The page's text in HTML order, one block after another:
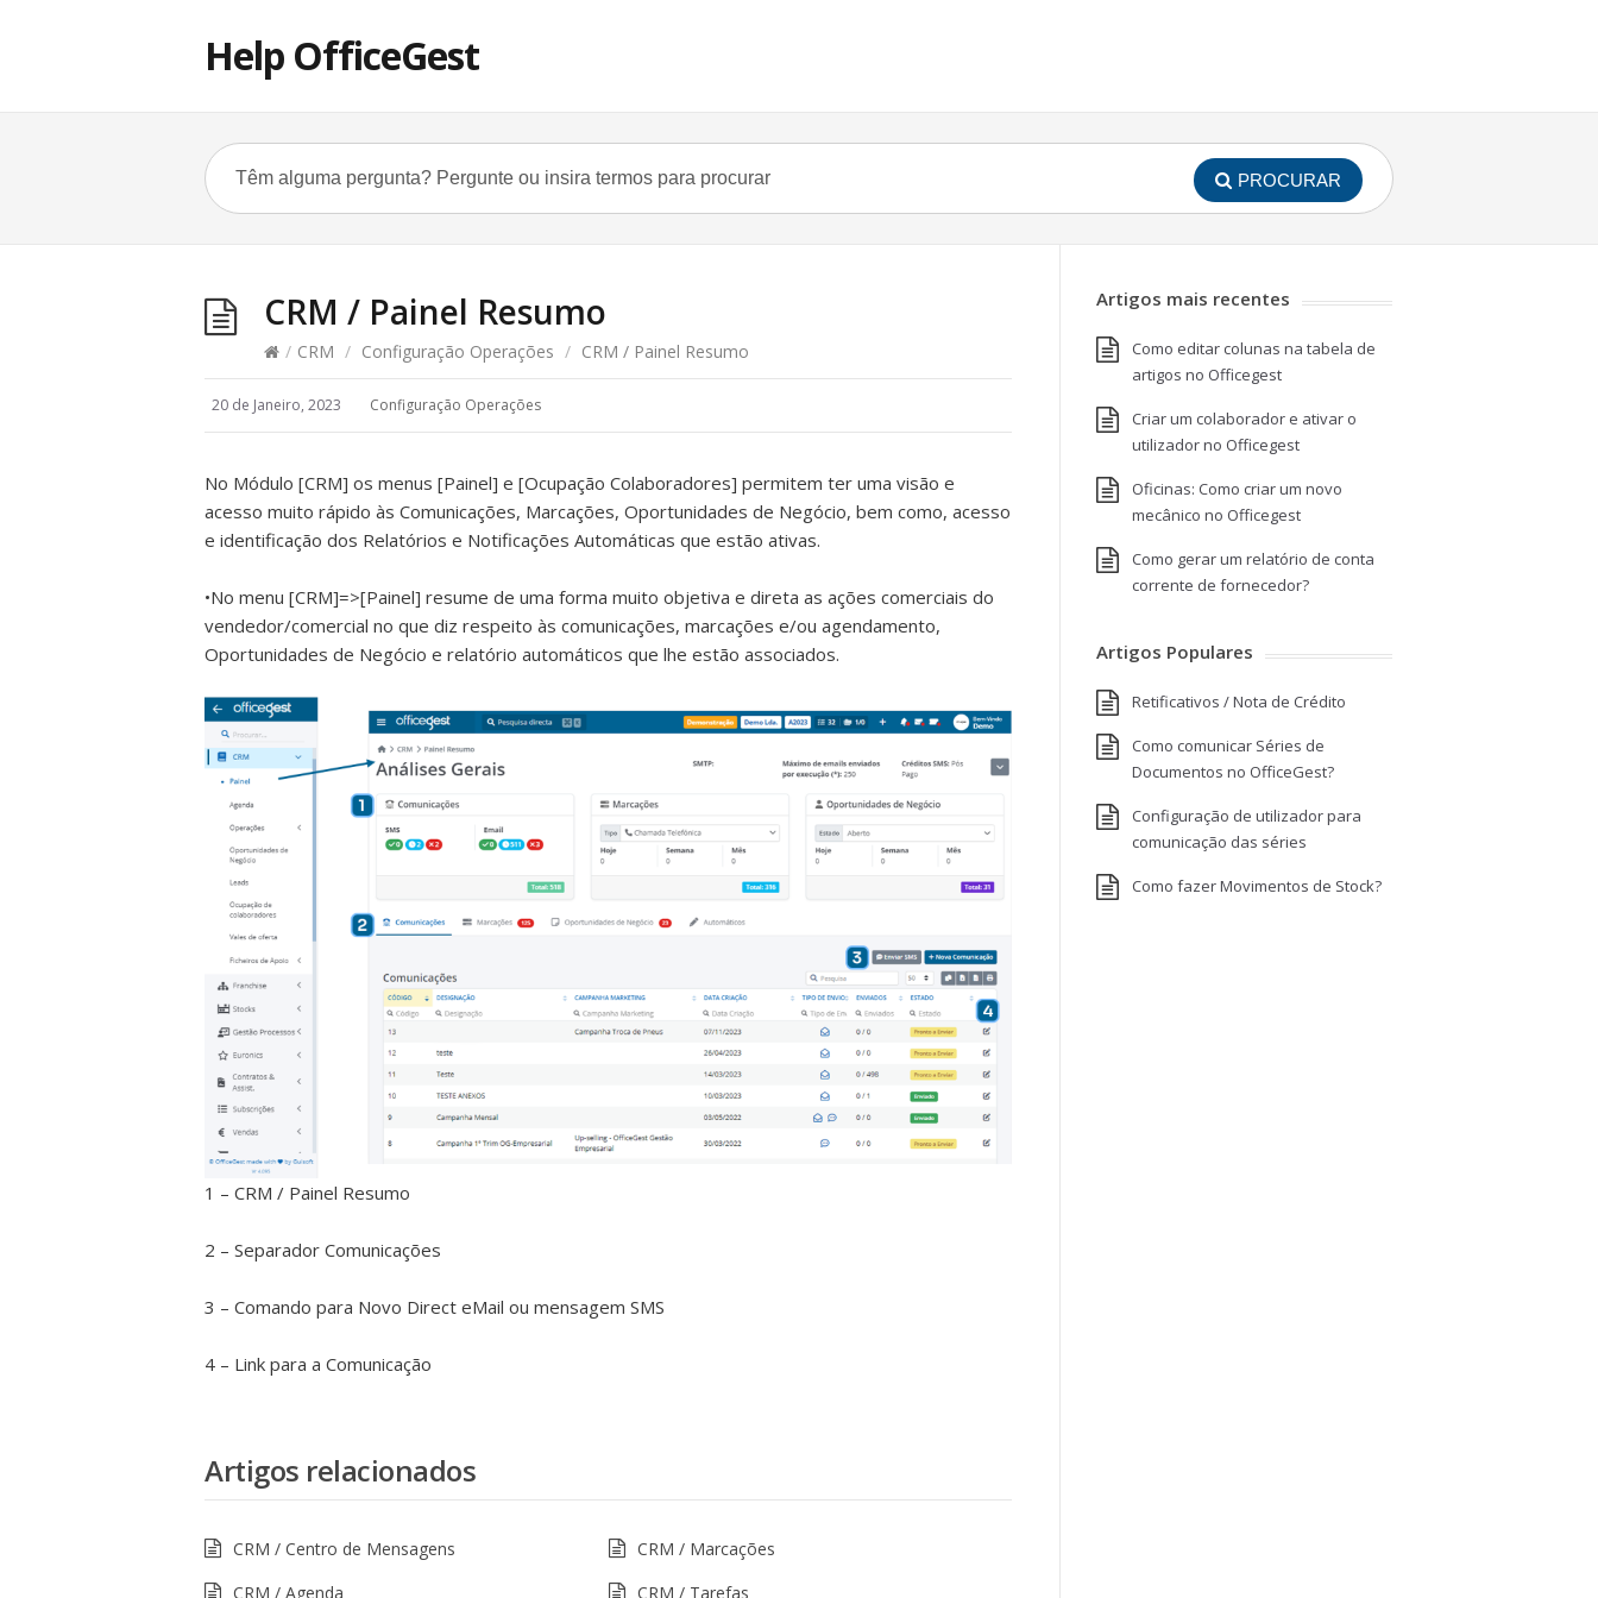
Help OfficeGest
PROCURAR
CRM / Painel Resumo
/ CRM / Configuração Operações / CRM / Painel Resumo
20 de Janeiro, 2023 Configuração Operações
No Módulo [CRM] os menus [Painel] e [Ocupação Colaboradores] permitem ter uma visão e
acesso muito rápido às Comunicações, Marcações, Oportunidades de Negócio, bem como, acesso
e identificação dos Relatórios e Notificações Automáticas que estão ativas.
•No menu [CRM]=>[Painel] resume de uma forma muito objetiva e direta as ações comerciais do
vendedor/comercial no que diz respeito às comunicações, marcações e/ou agendamento,
Oportunidades de Negócio e relatório automáticos que lhe estão associados.
1 – CRM / Painel Resumo
2 – Separador Comunicações
3 – Comando para Novo Direct eMail ou mensagem SMS
4 – Link para a Comunicação
Artigos relacionados
CRM / Centro de Mensagens
CRM / Marcações
CRM / Agenda
CRM / Tarefas
Artigos mais recentes
Como editar colunas na tabela de
artigos no Officegest
Criar um colaborador e ativar o
utilizador no Officegest
Oficinas: Como criar um novo
mecânico no Officegest
Como gerar um relatório de conta
corrente de fornecedor?
Artigos Populares
Retificativos / Nota de Crédito
Como comunicar Séries de
Documentos no OfficeGest?
Configuração de utilizador para
comunicação das séries
Como fazer Movimentos de Stock?